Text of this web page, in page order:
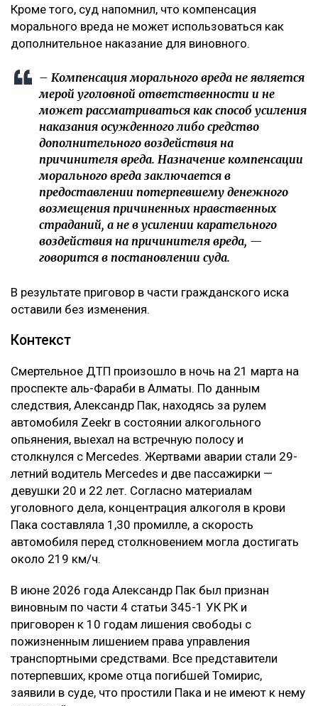
Кроме того, суд напомнил, что компенсация
морального вреда не может использоваться как
дополнительное наказание для виновного.
– Компенсация морального вреда не является
мерой уголовной ответственности и не
может рассматриваться как способ усиления
наказания осужденного либо средство
дополнительного воздействия на
причинителя вреда. Назначение компенсации
морального вреда заключается в
предоставлении потерпевшему денежного
возмещения причиненных нравственных
страданий, а не в усилении карательного
воздействия на причинителя вреда, —
говорится в постановлении суда.
В результате приговор в части гражданского иска
оставили без изменения.
Контекст
Смертельное ДТП произошло в ночь на 21 марта на
проспекте аль-Фараби в Алматы. По данным
следствия, Александр Пак, находясь за рулем
автомобиля Zeekr в состоянии алкогольного
опьянения, выехал на встречную полосу и
столкнулся с Mercedes. Жертвами аварии стали 29-
летний водитель Mercedes и две пассажирки —
девушки 20 и 22 лет. Согласно материалам
уголовного дела, концентрация алкоголя в крови
Пака составляла 1,30 промилле, а скорость
автомобиля перед столкновением могла достигать
около 219 км/ч.
В июне 2026 года Александр Пак был признан
виновным по части 4 статьи 345-1 УК РК и
приговорен к 10 годам лишения свободы с
пожизненным лишением права управления
транспортными средствами. Все представители
потерпевших, кроме отца погибшей Томирис,
заявили в суде, что простили Пака и не имеют к нему